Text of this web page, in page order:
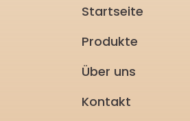
Startseite
Produkte
Über uns
Kontakt